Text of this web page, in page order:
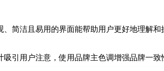
简洁且易用的界面能帮助用户更好地理解
引用户注意，使用品牌主色调增强品牌一致